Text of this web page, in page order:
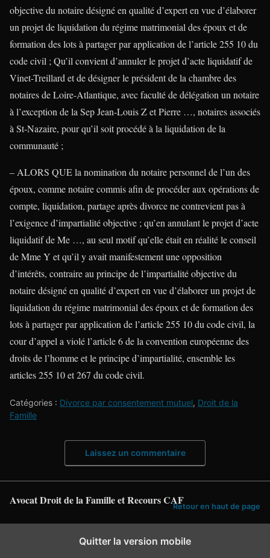
objective du notaire désigné en qualité d’expert en vue d’élaborer
un projet de liquidation du régime matrimonial des époux et de
formation des lots à partager par application de l’article 255 10 du
code civil ; Qu’il convient d’annuler le projet d’acte liquidatif de
Vinet-Treillard et de désigner le président de la chambre des
notaires de Loire-Atlantique, avec faculté de délégation un notaire
à l’exception de la Sep Jean-Louis Z et Pierre …, notaires associés
à St-Nazaire, pour qu’il soit procédé à la liquidation de la
communauté ;
– ALORS QUE la nomination du notaire personnel de l’un des
époux, comme notaire commis afin de procéder aux opérations de
compte, liquidation, partage après divorce ne contrevient pas à
l’exigence d’impartialité objective ; qu’en annulant le projet d’acte
liquidatif de Me …, au seul motif qu’elle était en réalité le conseil
de Mme Y et qu’il y avait manifestement une opposition
d’intérêts, contraire au principe de l’impartialité objective du
notaire désigné en qualité d’expert en vue d’élaborer un projet de
liquidation du régime matrimonial des époux et de formation des
lots à partager par application de l’article 255 10 du code civil, la
cour d’appel a violé l’article 6 de la convention européenne des
droits de l’homme et le principe d’impartialité, ensemble les
articles 255 10 et 267 du code civil.
Catégories : Divorce par consentement mutuel, Droit de la
Famille
Laissez un commentaire
Avocat Droit de la Famille et Recours CAFRetour en haut de page
Quitter la version mobile